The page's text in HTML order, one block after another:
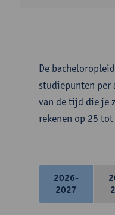
De
studiepunten per
van de tijd die je
rekenen op 25
2026-
2027